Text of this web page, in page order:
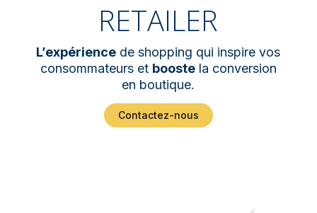
RETAILER
L’expérience de shopping qui inspire vos
consommateurs et boostela conversion
en boutique.
Contactez-nous